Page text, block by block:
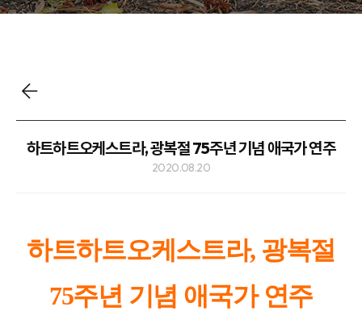
하트하트오케스트라, 광복절 75주년 기념 애국가 연주
2020.08.20
하트하트오케스트라, 광복절
75주년 기념 애국가 연주